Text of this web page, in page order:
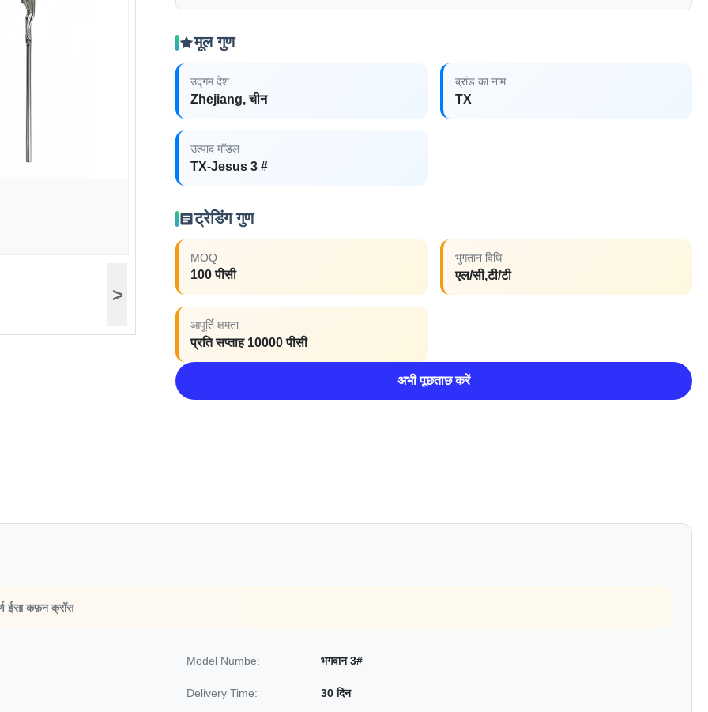
>
मूल गुण
उद्गम देश
Zhejiang, चीन
ब्रांड का नाम
TX
उत्पाद मॉडल
TX-Jesus 3 #
ट्रेडिंग गुण
MOQ
100 पीसी
भुगतान विधि
एल/सी,टी/टी
आपूर्ति क्षमता
प्रति सप्ताह 10000 पीसी
अभी पूछताछ करें
ईसा कफ़न क्रॉस
Model Numbe: भगवान 3#
Delivery Time: 30 दिन